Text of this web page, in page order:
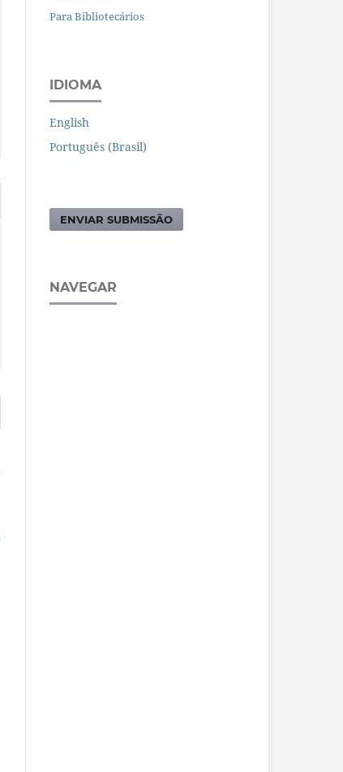
Para Bibliotecários
IDIOMA
English
Português (Brasil)
ENVIAR SUBMISSÃO
NAVEGAR